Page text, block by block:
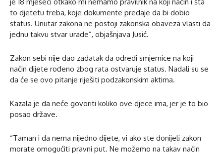
to djetetu treba, koje dokumente predaje da bi dobio
status. Unutar zakona ne postoji zakonska obaveza vlasti da
jednu takvu stvar urade”, objašnjava Jusić.
Zakon sebi nije dao zadatak da odredi smjernice na koji
način dijete rođeno zbog rata ostvaruje status. Nadali su se
da će se ovo pitanje riješiti podzakonskim aktima.
Kazala je da neće govoriti koliko ove djece ima, jer je to bio
posao države.
“Taman i da nema nijedno dijete, vi ako ste donijeli zakon
morate omogućiti pravni put. Ne možemo na takav način